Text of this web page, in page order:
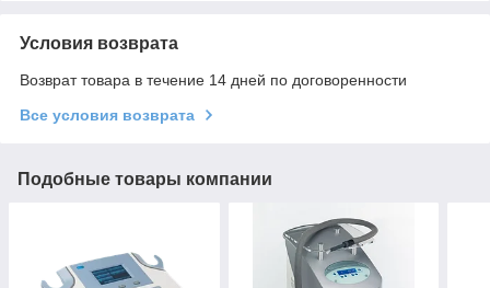
Условия возврата
Возврат товара в течение 14 дней по договоренности
Все условия возврата
Подобные товары компании